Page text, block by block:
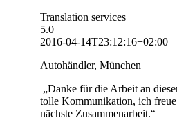
Translation services
5.0
2016-04-14T23:12:16+02:00
Autohändler, München
„Danke für die Arbeit an
tolle Kommunikation, ich
nächste Zusammenarbeit.“